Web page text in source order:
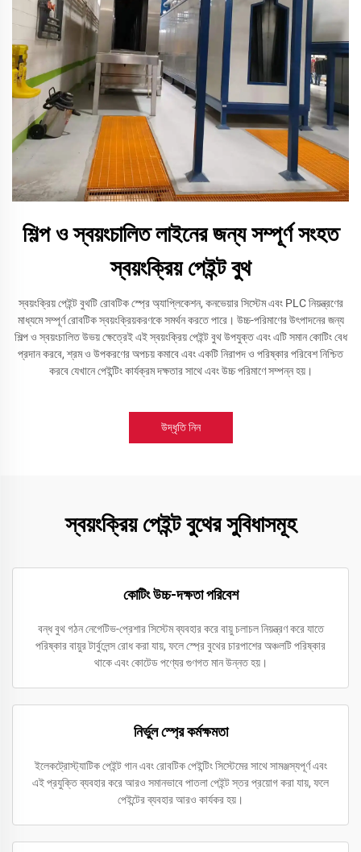
শিল্প ও স্বয়ংচালিত লাইনের জন্য সম্পূর্ণ সংহত
স্বয়ংক্রিয় পেইন্ট বুথ
স্বয়ংক্রিয় পেইন্ট বুথটি রোবটিক স্প্রে অ্যাপ্লিকেশন, কনভেয়ার সিস্টেম এবং PLC নিয়ন্ত্রণের
মাধ্যমে সম্পূর্ণ রোবটিক স্বয়ংক্রিয়করণকে সমর্থন করতে পারে। উচ্চ-পরিমাণের উৎপাদনের জন্য
শিল্প ও স্বয়ংচালিত উভয় ক্ষেত্রেই এই স্বয়ংক্রিয় পেইন্ট বুথ উপযুক্ত এবং এটি সমান কোটিং বেধ
প্রদান করবে, শ্রম ও উপকরণের অপচয় কমাবে এবং একটি নিরাপদ ও পরিষ্কার পরিবেশ নিশ্চিত
করবে যেখানে পেইন্টিং কার্যক্রম দক্ষতার সাথে এবং উচ্চ পরিমাণে সম্পন্ন হয়।
উদ্ধৃতি নিন
স্বয়ংক্রিয় পেইন্ট বুথের সুবিধাসমূহ
কোটিং উচ্চ-দক্ষতা পরিবেশ
বন্ধ বুথ গঠন নেগেটিভ-প্রেশার সিস্টেম ব্যবহার করে বায়ু চলাচল নিয়ন্ত্রণ করে যাতে
পরিষ্কার বায়ুর টার্বুলেন্স রোধ করা যায়, ফলে স্প্রে বুথের চারপাশের অঞ্চলটি পরিষ্কার
থাকে এবং কোটেড পণ্যের গুণগত মান উন্নত হয়।
নির্ভুল স্প্রে কর্মক্ষমতা
ইলেকট্রোস্ট্যাটিক পেইন্ট গান এবং রোবটিক পেইন্টিং সিস্টেমের সাথে সামঞ্জস্যপূর্ণ এবং
এই প্রযুক্তি ব্যবহার করে আরও সমানভাবে পাতলা পেইন্ট স্তর প্রয়োগ করা যায়, ফলে
পেইন্টের ব্যবহার আরও কার্যকর হয়।